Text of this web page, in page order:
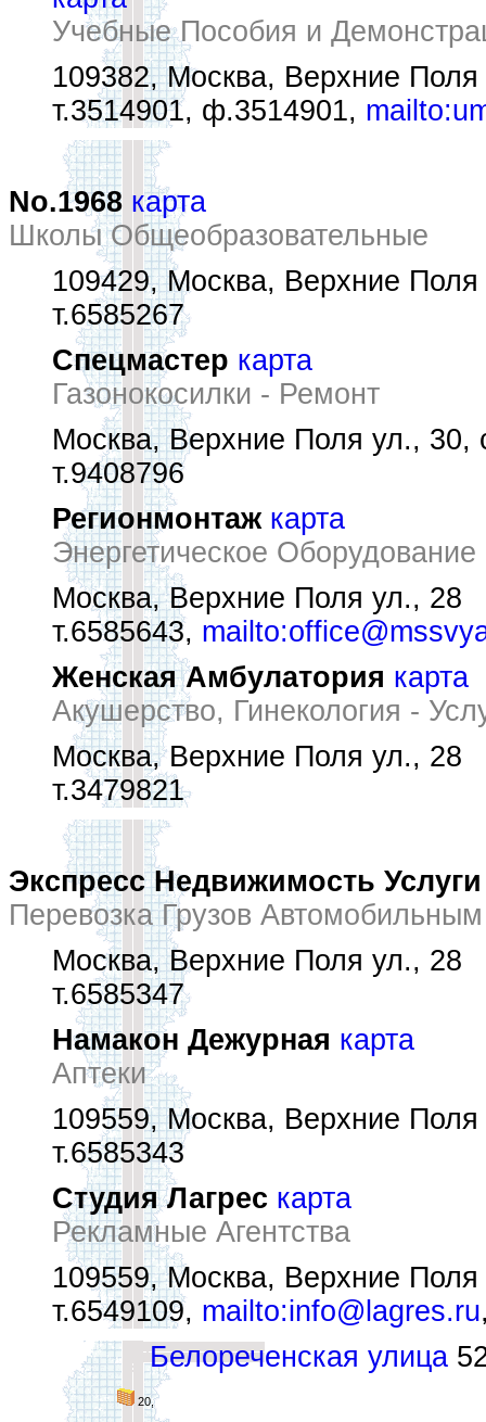
Учебные Пособия и
109382, Москва, Верхние Поля
т.3514901, ф.3514901,
No.1968 карта
Школы Общеобразовательные
109429, Москва, Верхние Поля
т.6585267
Спецмастер карта
Газонокосилки - Ремонт
Москва, Верхние Поля ул., 30,
т.9408796
Регионмонтаж карта
Энергетическое
Москва, Верхние Поля ул., 28
т.6585643,
Женская Амбулатория карта
Акушерство, Гинекология -
Москва, Верхние Поля ул., 28
т.3479821
Экспресс Недвижимость Услуги
Перевозка Грузов
Москва, Верхние Поля ул., 28
т.6585347
Намакон Дежурная карта
Аптеки
109559, Москва, Верхние Поля
т.6585343
Студия Лагрес карта
Рекламные Агентства
109559, Москва, Верхние Поля
т.6549109, mailto:info@lagres.ru
Белореченская улица
20,